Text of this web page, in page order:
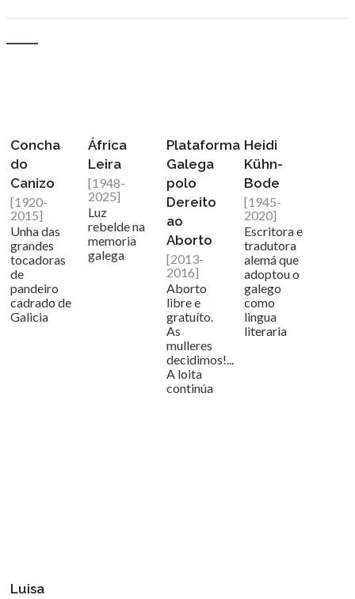
Concha
do
Canizo
[1920-
2015]
Unha das
grandes
tocadoras
de
pandeiro
cadrado de
Galicia
África
Leira
[1948-
2025]
Luz
rebelde na
memoria
galega
Plataforma
Galega
polo
Dereito
ao
Aborto
[2013-
2016]
Aborto
libre e
gratuíto.
As
mulleres
decidimos!...
A loita
continúa
Heidi
Kühn-
Bode
[1945-
2020]
Escritora e
tradutora
alemá que
adoptou o
galego
como
lingua
literaria
Luisa